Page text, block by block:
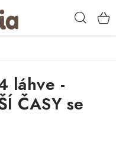
láhve -
ČASY se